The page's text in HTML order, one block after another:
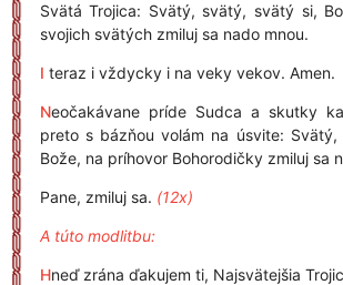
Svätá Trojica: Svätý, svätý, svätý si,
svojich svätých zmiluj sa nado mnou.
I teraz i vždycky i na veky vekov. Amen.
Neočakávane príde Sudca a skutky
preto s bázňou volám na úsvite:
Bože, na príhovor Bohorodičky zmiluj sa
Pane, zmiluj sa. (12x)
A túto modlitbu:
Hneď zrána ďakujem ti, Najsvätejšia